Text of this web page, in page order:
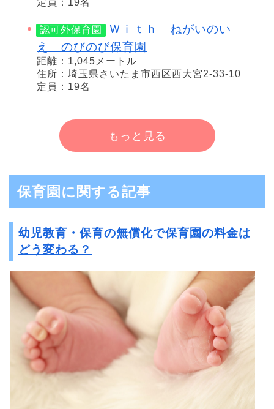
定員：19名
認可外保育園
Ｗｉｔｈ ねがいのい
え のびのび保育園
距離：1,045メートル
住所：埼玉県さいたま市西区西大宮2-33-10
定員：19名
もっと見る
保育園に関する記事
幼児教育・保育の無償化で保育園の料金は
どう変わる？